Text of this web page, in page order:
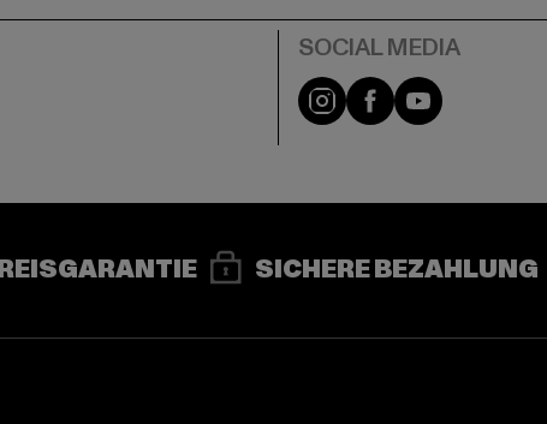
Instagram
FacebookYouTube
SICHERE BEZAHLUNG